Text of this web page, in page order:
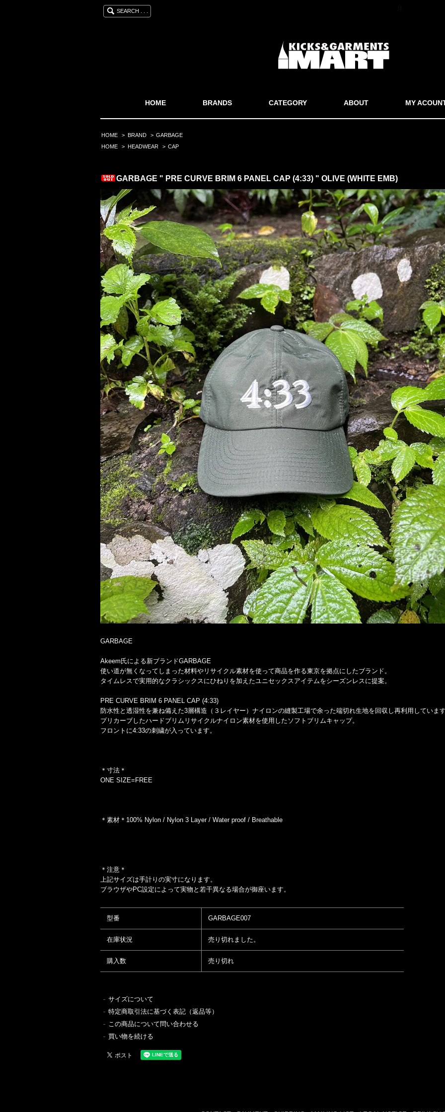
SEARCH . . .
HOME BRANDS CATEGORY ABOUT MY
HOME > BRAND > GARBAGE
HOME
> HEADWEAR > CAP
GARBAGE " PRE CURVE BRIM 6 PANEL CAP (4:33) " OLIVE (WHITE EMB)
GARBAGE
Akeem氏による新ブランドGARBAGE
使い道が無くなってしまった材料やリサイクル素材を使って商品を作る東京を拠点にしたブランド。
タイムレスで実用的なクラシックスにひねりを加えたユニセックスアイテムをシーズンレスに提案。
PRE CURVE BRIM 6 PANEL CAP (4:33)
防水性と透湿性を兼ね備えた3層構造（３レイヤー）ナイロンの縫製工場で余った端切れ生地を回収し再利用していま
プリカーブしたハードブリムリサイクルナイロン素材を使用したソフトブリムキャップ。
フロントに4:33の刺繍が入っています。
＊寸法＊
ONE SIZE=FREE
＊素材＊100% Nylon / Nylon 3 Layer / Water proof / Breathable
＊注意＊
上記サイズは手計りの実寸になります。
ブラウザやPC設定によって実物と若干異なる場合が御座います。
型番 GARBAGE007
在庫状況 売り切れました。
購入数 売り切れ
サイズについて
特定商取引法に基づく表記（返品等）
この商品について問い合わせる
買い物を続ける